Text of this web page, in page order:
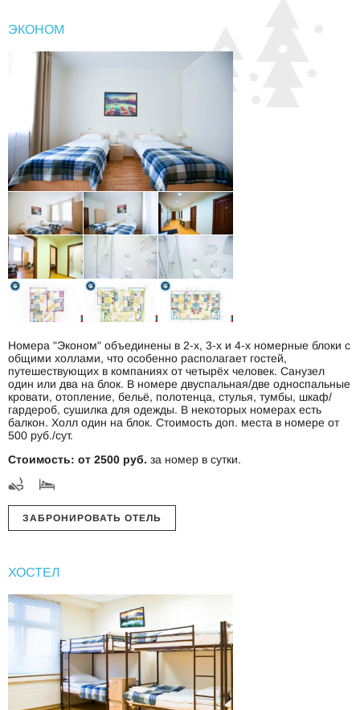
ЭКОНОМ
Номера "Эконом" объединены в 2-х, 3-х и 4-х номерные блоки с
общими холлами, что особенно располагает гостей,
путешествующих в компаниях от четырёх человек. Санузел
один или два на блок. В номере двуспальная/две односпальные
кровати, отопление, бельё, полотенца, стулья, тумбы, шкаф/
гардероб, сушилка для одежды. В некоторых номерах есть
балкон. Холл один на блок. Стоимость доп. места в номере от
500 руб./сут.
Стоимость: от 2500 руб. за номер в сутки.
ЗАБРОНИРОВАТЬ ОТЕЛЬ
ХОСТЕЛ